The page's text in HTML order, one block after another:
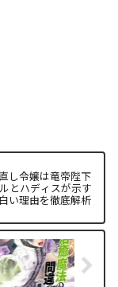
し令嬢は竜帝陛下
とハディスが示す
い理由を徹底解析